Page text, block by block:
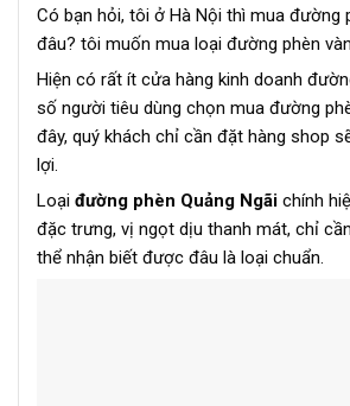
Có bạn hỏi, tôi ở Hà Nội thì mua đường
đâu? tôi muốn mua loại đường phèn
Hiện có rất ít cửa hàng kinh doanh
số người tiêu dùng chọn mua đường
đây, quý khách chỉ cần đặt hàng shop
lợi.
Loại đường phèn Quảng Ngãi chính
đặc trưng, vị ngọt dịu thanh mát, chỉ
thể nhận biết được đâu là loại chuẩn.